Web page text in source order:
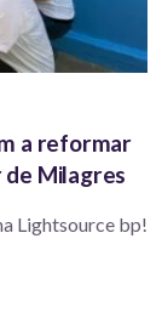
a reformar
de Milagres
Lightsource bp!